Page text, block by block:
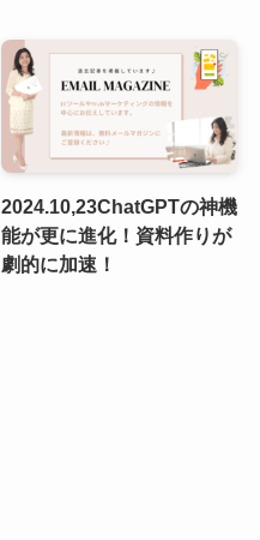
2024.10,23ChatGPTの神機
能が更に進化！資料作りが
劇的に加速！